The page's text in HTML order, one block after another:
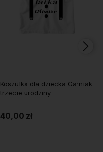
Koszulka dla dziecka Garniak
trzecie urodziny
40,00 zł